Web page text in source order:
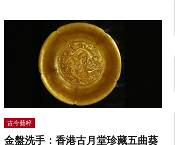
古今藝粹
金盤洗手：香港古月堂珍藏五曲葵